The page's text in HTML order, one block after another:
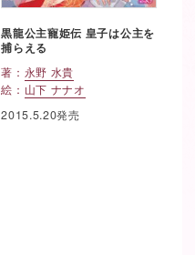
黒龍公主寵姫伝 皇子は公主を
捕らえる
著： 永野 水貴
絵： 山下 ナナオ
2015.5.20発売